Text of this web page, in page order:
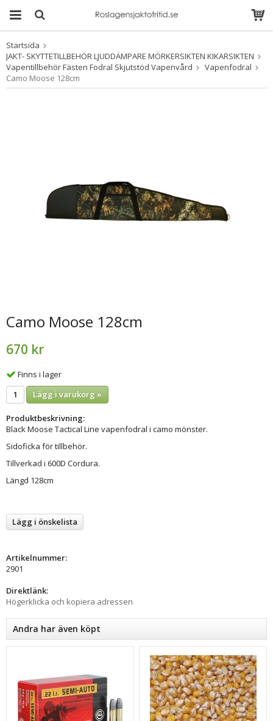
Produkten har blivit
tillagd i varukorgen
Startsida
JAKT- SKYTTETILLBEHÖR LJUDDÄMPARE MÖRKERSIKTEN KIKARSIKTEN
Vapentillbehör Fästen Fodral Skjutstöd Vapenvård
Vapenfodral
Camo Moose 128cm
Camo Moose 128cm
670 kr
Finns i lager
Lägg i varukorg »
Produktbeskrivning:
Black Moose Tactical Line vapenfodral i camo mönster.
Sidoficka för tillbehör.
Tillverkad i 600D Cordura.
Längd 128cm
Lägg i önskelista
Artikelnummer:
2901
Direktlänk:
Högerklicka och kopiera adressen
Andra har även köpt